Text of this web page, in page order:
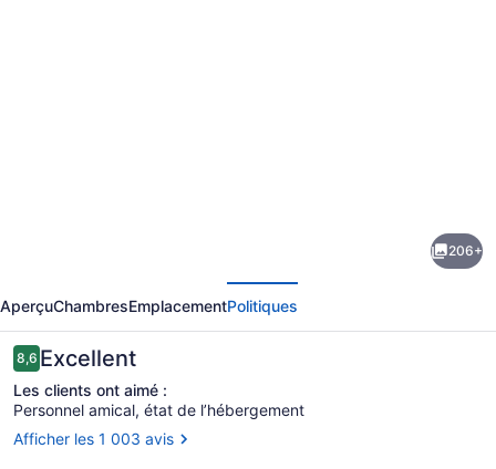
The
Omni
Homestead
Resort
&
Spa
206+
AperçuChambresEmplacementPolitiques
Avis
8,68,6 sur 10 –
Excellent
Les clients ont aimé :
Personnel amical, état de l’hébergement
Afficher les 1 003 avis